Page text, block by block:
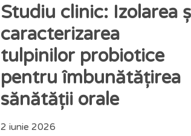
Studiu clinic: Izolarea
caracterizarea
tulpinilor probiotice
pentru îmbunătățirea
sănătății orale
2 iunie 2026